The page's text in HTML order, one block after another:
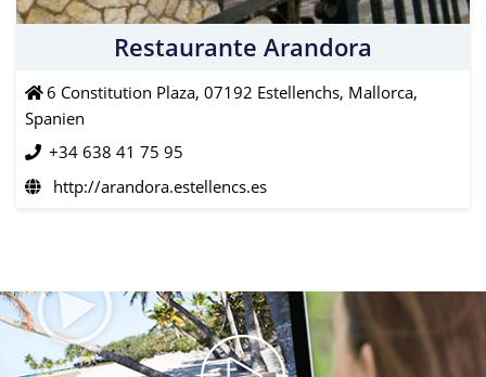
Restaurante Arandora
6 Constitution Plaza, 07192 Estellenchs, Mallorca,
Spanien
+34 638 41 75 95
http://arandora.estellencs.es